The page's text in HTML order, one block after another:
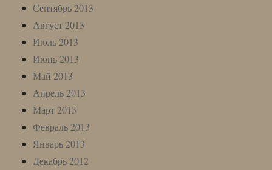
Сентябрь 2013
Август 2013
Июль 2013
Июнь 2013
Май 2013
Апрель 2013
Март 2013
Февраль 2013
Январь 2013
Декабрь 2012